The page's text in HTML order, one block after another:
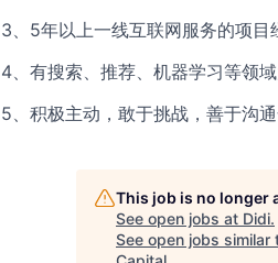
3、5年以上一线互联网服务的项目
4、有搜索、推荐、机器学习等领
5、积极主动，敢于挑战，善于沟通
This job is no longer
See open jobs at Didi.
See open jobs similar